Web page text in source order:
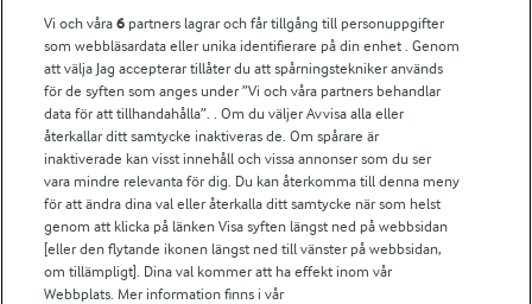
För ägare
Arlas kundportal
Arla.com
Falbygdens Ost
Arla webbshop
Bildbank
Följ oss
Vi och våra6 partners lagrar och får tillgång till personuppgifter
som webbläsardata eller unika identifierare på din enhet . Genom
att välja Jag accepterar tillåter du att spårningstekniker används
för de syften som anges under ”Vi och våra partners behandlar
data för att tillhandahålla”. . Om du väljer Avvisa alla eller
återkallar ditt samtycke inaktiveras de. Om spårare är
inaktiverade kan visst innehåll och vissa annonser som du ser
vara mindre relevanta för dig. Du kan återkomma till denna meny
för att ändra dina val eller återkalla ditt samtycke när som helst
genom att klicka på länken Visa syften längst ned på webbsidan
[eller den flytande ikonen längst ned till vänster på webbsidan,
om tillämpligt]. Dina val kommer att ha effekt inom vår
Webbplats. Mer information finns i vår